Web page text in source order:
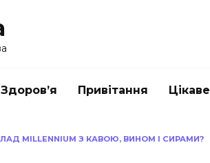
Здоров’я Привітання Цікаве
MILLENNIUM З КАВОЮ, ВИНОМ І СИРАМИ?